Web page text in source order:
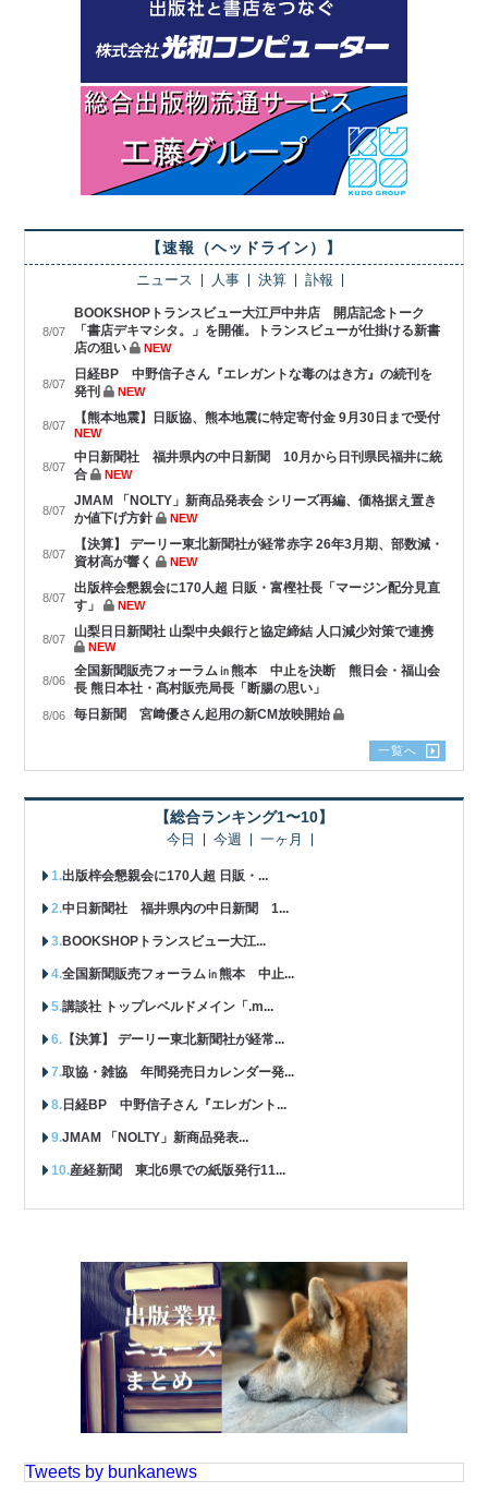
【速報（ヘッドライン）】
ニュース 人事 決算 訃報
8/07
BOOKSHOPトランスビュー大江戸中井店 開店記念トーク
「書店デキマシタ。」を開催。トランスビューが仕掛ける新書
店の狙い
NEW
8/07
日経BP 中野信子さん『エレガントな毒のはき方』の続刊を
発刊
NEW
8/07 【熊本地震】日販協、熊本地震に特定寄付金 9月30日まで受付
NEW
8/07
中日新聞社 福井県内の中日新聞 10月から日刊県民福井に統
合
NEW
8/07
JMAM 「NOLTY」新商品発表会 シリーズ再編、価格据え置き
か値下げ方針
NEW
8/07
【決算】 デーリー東北新聞社が経常赤字 26年3月期、部数減・
資材高が響く
NEW
8/07
出版梓会懇親会に170人超 日販・富樫社長「マージン配分見直
す」
NEW
8/07 山梨日日新聞社 山梨中央銀行と協定締結 人口減少対策で連携
NEW
8/06
全国新聞販売フォーラム㏌熊本 中止を決断 熊日会・福山会
長 熊日本社・髙村販売局長「断腸の思い」
8/06 毎日新聞 宮﨑優さん起用の新CM放映開始
一覧へ
【総合ランキング1〜10】
今日 今週 一ヶ月
出版梓会懇親会に170人超 日販・...
中日新聞社 福井県内の中日新聞 1...
BOOKSHOPトランスビュー大江...
全国新聞販売フォーラム㏌熊本 中止...
講談社 トップレベルドメイン「.m...
【決算】 デーリー東北新聞社が経常...
取協・雑協 年間発売日カレンダー発...
日経BP 中野信子さん『エレガント...
JMAM 「NOLTY」新商品発表...
産経新聞 東北6県での紙版発行11...
Tweets by bunkanews